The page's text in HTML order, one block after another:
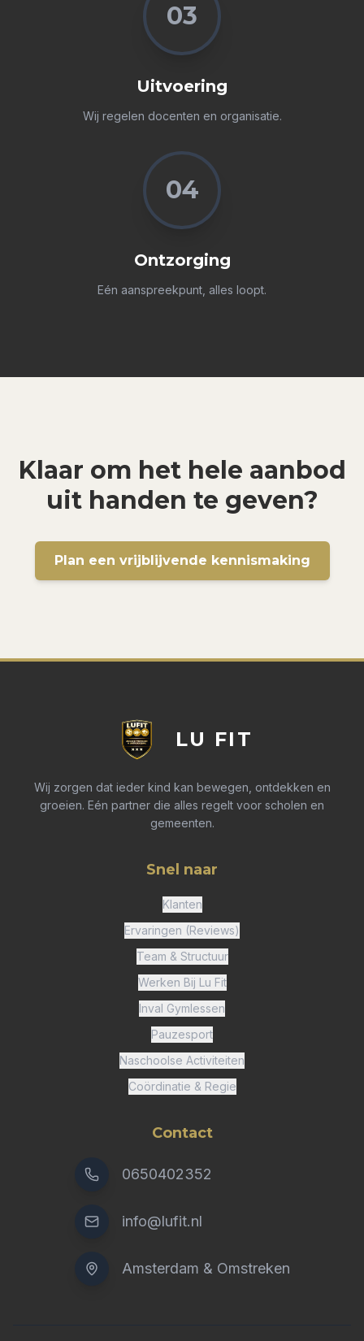
03
Uitvoering
Wij regelen docenten en organisatie.
04
Ontzorging
Eén aanspreekpunt, alles loopt.
Klaar om het hele aanbod
uit handen te geven?
Plan een vrijblijvende kennismaking
LU FIT
Wij zorgen dat ieder kind kan bewegen, ontdekken en
groeien. Eén partner die alles regelt voor scholen en
gemeenten.
Snel naar
Klanten
Ervaringen (Reviews)
Team & Structuur
Werken Bij Lu Fit
Inval Gymlessen
Pauzesport
Naschoolse Activiteiten
Coördinatie & Regie
Contact
0650402352
info@lufit.nl
Amsterdam & Omstreken